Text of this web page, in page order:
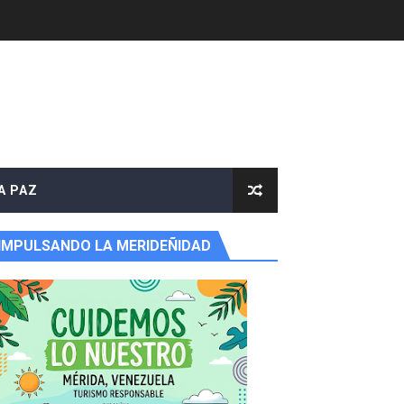
PAZ
IMPULSANDO LA MERIDEÑIDAD